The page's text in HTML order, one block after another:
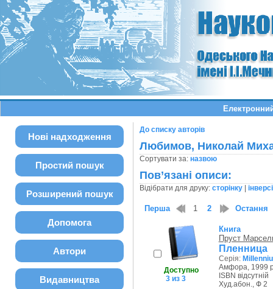
Нові надходження
Простий пошук
Розширений пошук
Допомога
Автори
Видавництва
До списку авторів
Любимов, Николай
Сортувати за: назвою
Пов’язані описи:
Відібрати для друку: сторінку|
Перша 1 2 Остання
Доступно
3 из 3
Книга
Пруст
Пленница
Серія:
Амфора, 1999
ISBN відсутній
Худ.абон., Ф 2